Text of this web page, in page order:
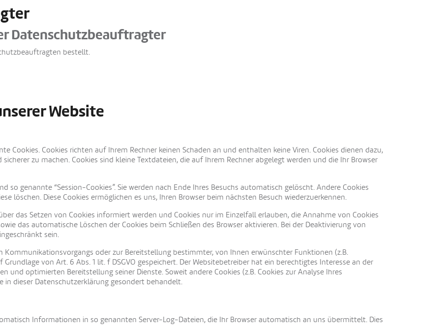
Datenschutzbeauftragter
bestellt.
Website
Cookies. Cookies richten auf Ihrem Rechner keinen Schaden an und enthalten keine Viren. Cookies dienen dazu,
zu machen. Cookies sind kleine Textdateien, die auf Ihrem Rechner abgelegt werden und die Ihr Browser
so genannte “Session-Cookies”. Sie werden nach Ende Ihres Besuchs automatisch gelöscht. Andere Cookies
löschen. Diese Cookies ermöglichen es uns, Ihren Browser beim nächsten Besuch wiederzuerkennen.
das Setzen von Cookies informiert werden und Cookies nur im Einzelfall erlauben, die Annahme von Cookies
das automatische Löschen der Cookies beim Schließen des Browser aktivieren. Bei der Deaktivierung von
sein.
Kommunikationsvorgangs oder zur Bereitstellung bestimmter, von Ihnen erwünschter Funktionen (z.B.
von Art. 6 Abs. 1 lit. f DSGVO gespeichert. Der Websitebetreiber hat ein berechtigtes Interesse an der
und optimierten Bereitstellung seiner Dienste. Soweit andere Cookies (z.B. Cookies zur Analyse Ihres
in dieser Datenschutzerklärung gesondert behandelt.
Informationen in so genannten Server-Log-Dateien, die Ihr Browser automatisch an uns übermittelt. Dies